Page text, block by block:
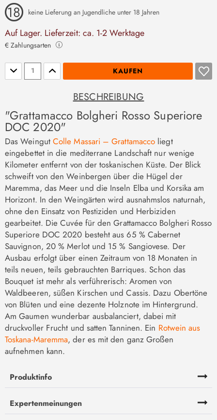
keine Lieferung an Jugendliche unter 18 Jahren
Auf Lager. Lieferzeit: ca. 1-2 Werktage
€ Zahlungsarten
Stückzahl KAUFEN
BESCHREIBUNG
"Grattamacco Bolgheri Rosso Superiore
DOC 2020"
Das Weingut Colle Massari – Grattamacco liegt
eingebettet in die mediterrane Landschaft nur wenige
Kilometer entfernt von der toskanischen Küste. Der Blick
schweift von den Weinbergen über die Hügel der
Maremma, das Meer und die Inseln Elba und Korsika am
Horizont. In den Weingärten wird ausnahmslos naturnah,
ohne den Einsatz von Pestiziden und Herbiziden
gearbeitet. Die Cuvée für den Grattamacco Bolgheri Rosso
Superiore DOC 2020 besteht aus 65 % Cabernet
Sauvignon, 20 % Merlot und 15 % Sangiovese. Der
Ausbau erfolgt über einen Zeitraum von 18 Monaten in
teils neuen, teils gebrauchten Barriques. Schon das
Bouquet ist mehr als verführerisch: Aromen von
Waldbeeren, süßen Kirschen und Cassis. Dazu Obertöne
von Blüten und eine dezente Holznote im Hintergrund.
Am Gaumen wunderbar ausbalanciert, dabei mit
druckvoller Frucht und satten Tanninen. Ein Rotwein aus
Toskana-Maremma, der es mit den ganz Großen
aufnehmen kann.
Produktinfo
Expertenmeinungen